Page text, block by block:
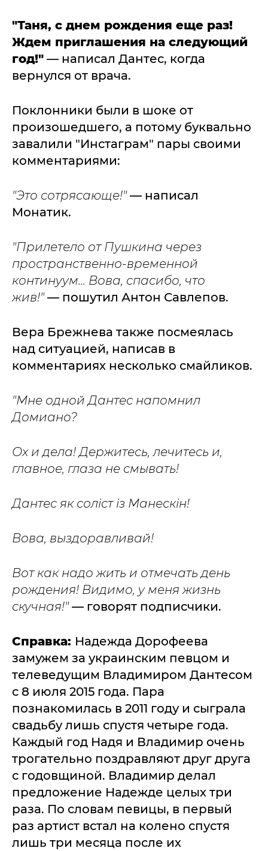
"Таня, с днем рождения еще раз!
Ждем приглашения на следующий
год!" — написал Дантес, когда
вернулся от врача.
Поклонники были в шоке от
произошедшего, а потому буквально
завалили "Инстаграм" пары своими
комментариями:
"Это сотрясающе!"— написал
Монатик.
"Прилетело от Пушкина через
пространственно-временной
континуум... Вова, спасибо, что
жив!"— пошутил Антон Савлепов.
Вера Брежнева также посмеялась
над ситуацией, написав в
комментариях несколько смайликов.
"Мне одной Дантес напомнил
Домиано?
Ох и дела! Держитесь, лечитесь и,
главное, глаза не смывать!
Дантес як соліст із Манескін!
Вова, выздоравливай!
Вот как надо жить и отмечать день
рождения! Видимо, у меня жизнь
скучная!"— говорят подписчики.
Справка: Надежда Дорофеева
замужем за украинским певцом и
телеведущим Владимиром Дантесом
с 8 июля 2015 года. Пара
познакомилась в 2011 году и сыграла
свадьбу лишь спустя четыре года.
Каждый год Надя и Владимир очень
трогательно поздравляют друг друга
с годовщиной. Владимир делал
предложение Надежде целых три
раза. По словам певицы, в первый
раз артист встал на колено спустя
лишь три месяца после их